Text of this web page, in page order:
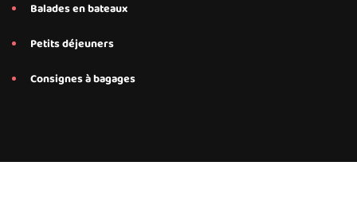
Balades en bateaux
Petits déjeuners
Consignes à bagages